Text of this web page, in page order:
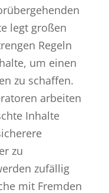
legt großen
Regeln
um einen
zu schaffen.
arbeiten
Inhalte
zu
zufällig
mit Fremden